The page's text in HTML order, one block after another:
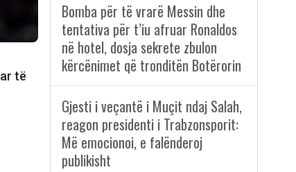
të
Bomba për të vrarë Messin dhe
tentativa për t’iu afruar Ronaldos
në hotel, dosja sekrete zbulon
kërcënimet që tronditën Botërorin
Gjesti i veçantë i Muçit ndaj Salah,
reagon presidenti i Trabzonsporit:
Më emocionoi, e falënderoj
publikisht